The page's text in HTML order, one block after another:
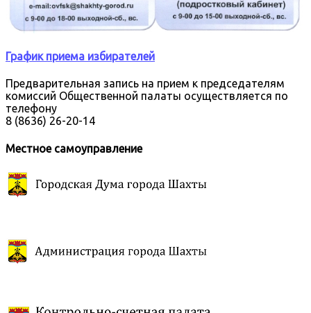
График приема избирателей
Предварительная запись на прием к председателям
комиссий Общественной палаты осуществляется по
телефону
8 (8636) 26-20-14
Местное самоуправление